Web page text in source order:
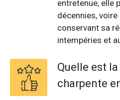
entretenue, elle
décennies,
conservant sa
intempéries et
Quelle est
charpente